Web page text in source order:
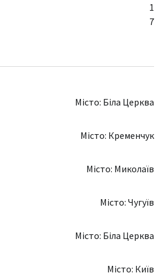
1
7
Місто: Біла Церква
Місто: Кременчук
Місто: Миколаїв
Місто: Чугуїв
Місто: Біла Церква
Місто: Київ